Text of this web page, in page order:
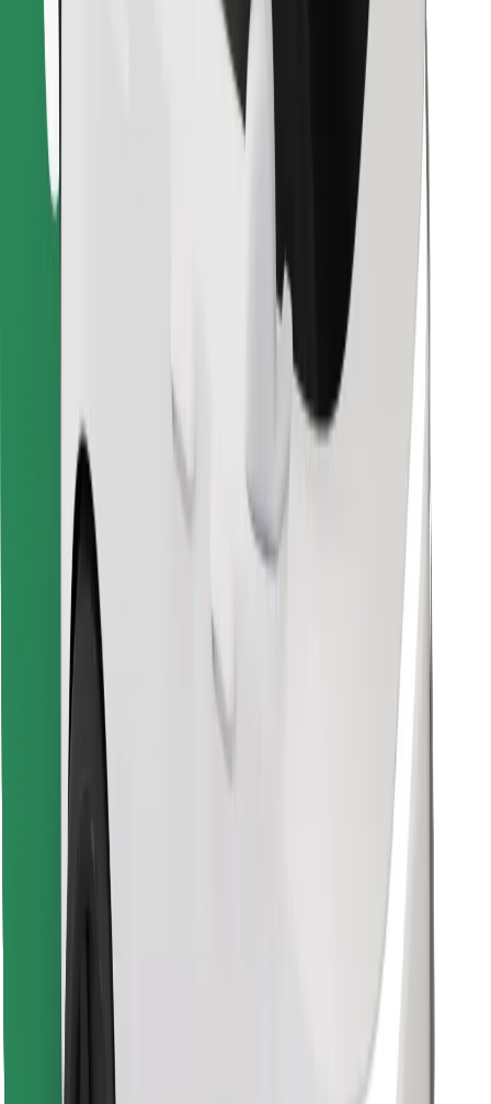
Retrouvez tous vos plats favoris !
Télécharger l'appli Bolt Food